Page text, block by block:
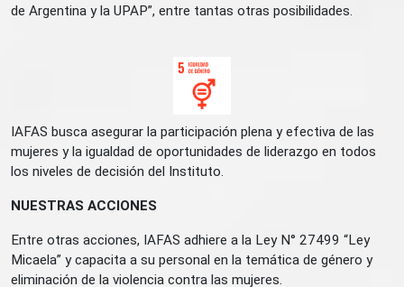
de Argentina y la UPAP”, entre tantas otras posibilidades.
IAFAS busca asegurar la participación plena y efectiva de las
mujeres y la igualdad de oportunidades de liderazgo en todos
los niveles de decisión del Instituto.
NUESTRAS ACCIONES
Entre otras acciones, IAFAS adhiere a la Ley N° 27499 “Ley
Micaela” y capacita a su personal en la temática de género y
eliminación de la violencia contra las mujeres.